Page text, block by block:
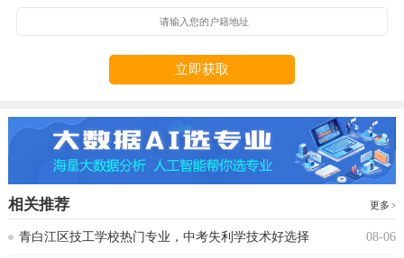
立即获取
相关推荐 更多
青白江区技工学校热门专业，中考失利学技术好选择 08-06